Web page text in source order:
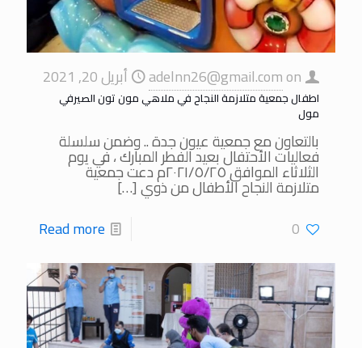
adelnn26@gmail.comon أبريل 20, 2021
اطفال جمعية متلازمة النجاح في ملاهي مون تون الصيرفي
مول
بالتعاون مع جمعية عيون جدة .. وضمن سلسلة
فعاليات الأحتفال بعيد الفطر المبارك ، في يوم
الثلاثاء الموافق ٢٠٢١/٥/٢٥م دعت جمعية
متلازمة النجاح الأطفال من ذوي[…]
0
Read more